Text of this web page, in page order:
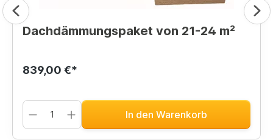
Dachdämmungspaket von 21-24 m²
839,00 €*
In den Warenkorb